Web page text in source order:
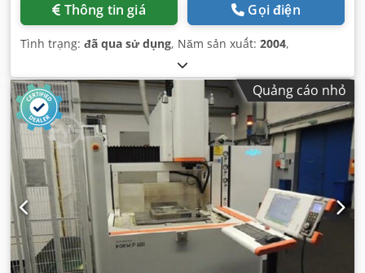
Thông tin giá Gọi điện
Tình trạng: đã qua sử dụng, Năm sản xuất: 2004,
Quảng cáo nhỏ